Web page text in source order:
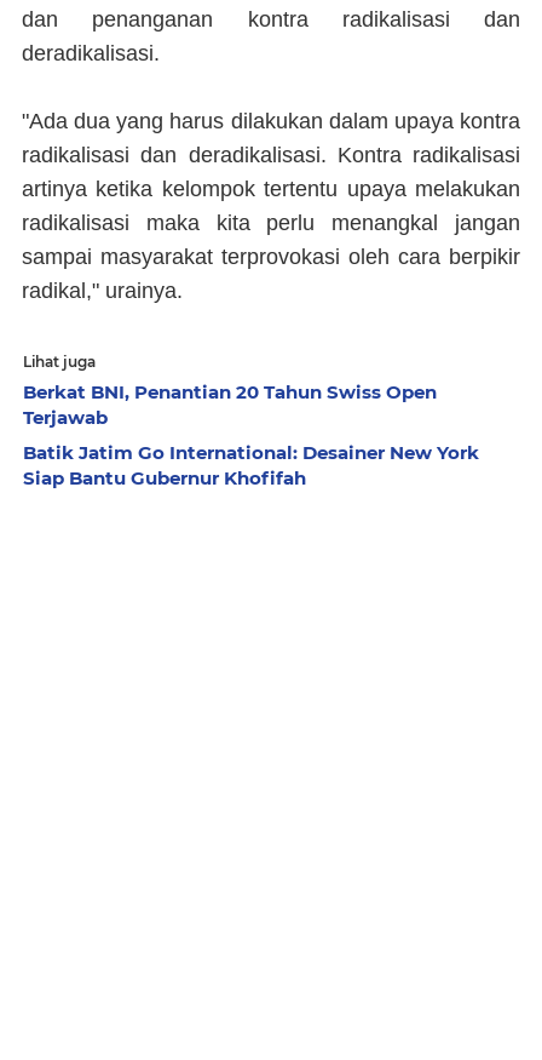
dan penanganan kontra radikalisasi dan
deradikalisasi.
"Ada dua yang harus dilakukan dalam upaya kontra
radikalisasi dan deradikalisasi. Kontra radikalisasi
artinya ketika kelompok tertentu upaya melakukan
radikalisasi maka kita perlu menangkal jangan
sampai masyarakat terprovokasi oleh cara berpikir
radikal," urainya.
Lihat juga
Berkat BNI, Penantian 20 Tahun Swiss Open
Terjawab
Batik Jatim Go International: Desainer New York
Siap Bantu Gubernur Khofifah